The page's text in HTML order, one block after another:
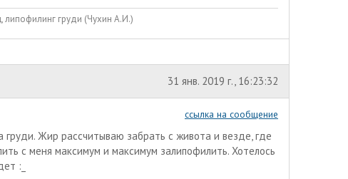
липофилинг груди (Чухин А.И.)
31 янв. 2019 г., 16:23:32
ссылка на сообщение
Жир рассчитываю забрать с живота и везде, где
с меня максимум и максимум залипофилить. Хотелось
:_